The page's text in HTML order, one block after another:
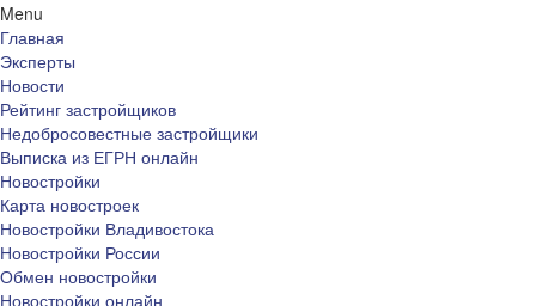
Menu
Главная
Эксперты
Новости
Рейтинг застройщиков
Недобросовестные застройщики
Выписка из ЕГРН онлайн
Новостройки
Карта новостроек
Новостройки Владивостока
Новостройки России
Обмен новостройки
Новостройки онлайн